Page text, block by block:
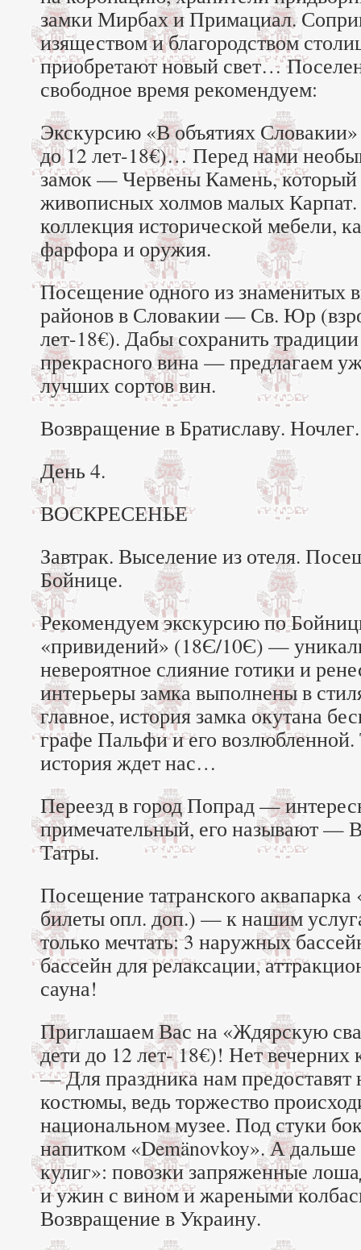
замки Мирбах и Примациал.
изяществом и благородством
приобретают новый свет…
свободное время рекомендуем:
Экскурсию «В объятиях
до 12 лет-18€)… Перед нами
замок — Червены Камень, который
живописных холмов малых Карпат.
коллекция исторической мебели,
фарфора и оружия.
Посещение одного из знаменитых
районов в Словакии — Св. Юр
лет-18€). Дабы сохранить
прекрасного вина — предлагаем
лучших сортов вин.
Возвращение в Братиславу. Ночлег.
День 4.
ВОСКРЕСЕНЬЕ
Завтрак. Выселение из отеля.
Бойнице.
Рекомендуем экскурсию по
«привидений» (18Є/10Є) —
невероятное слияние готики и
интерьеры замка выполнены в
главное, история замка окутана
графе Пальфи и его возлюбленной.
история ждет нас…
Переезд в город Попрад —
примечательный, его называют —
Татры.
Посещение татранского
билеты опл. доп.) — к нашим
только мечтать: 3 наружных
бассейн для релаксации,
сауна!
Приглашаем Вас на «Ждярскую
дети до 12 лет- 18€)! Нет
— Для праздника нам предоставят
костюмы, ведь торжество
национальном музее. Под стуки
напитком «Demänovkoy». А
кулиг»: повозки запряженные
и ужин с вином и жареными
Возвращение в Украину.